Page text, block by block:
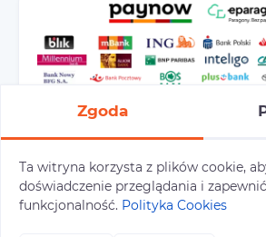
Preferencje cookies Polityka
Polityka cookies
Zgoda
Ta witryna korzysta z plików cookie,
doświadczenie przeglądania i
funkcjonalność. Polityka Cookies